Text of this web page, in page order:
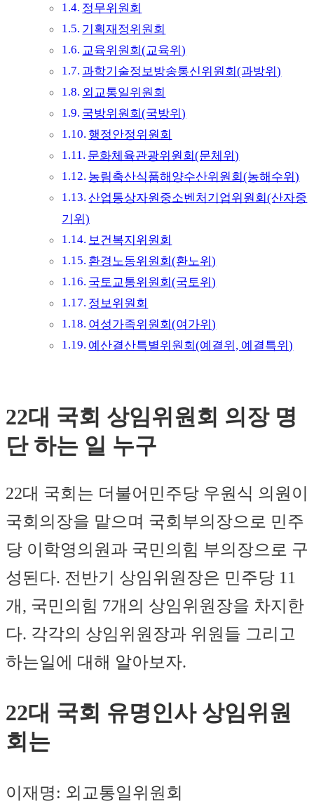
정무위원회
기획재정위원회
교육위원회(교육위)
과학기술정보방송통신위원회(과방위)
외교통일위원회
국방위원회(국방위)
행정안정위원회
문화체육관광위원회(문체위)
농림축산식품해양수산위원회(농해수위)
산업통상자원중소벤처기업위원회(산자중
기위)
보건복지위원회
환경노동위원회(환노위)
국토교통위원회(국토위)
정보위원회
여성가족위원회(여가위)
예산결산특별위원회(예결위, 예결특위)
22대 국회 상임위원회 의장 명
단 하는 일 누구
22대 국회는 더불어민주당 우원식 의원이
국회의장을 맡으며 국회부의장으로 민주
당 이학영의원과 국민의힘 부의장으로 구
성된다. 전반기 상임위원장은 민주당 11
개, 국민의힘 7개의 상임위원장을 차지한
다. 각각의 상임위원장과 위원들 그리고
하는일에 대해 알아보자.
22대 국회 유명인사 상임위원
회는
이재명: 외교통일위원회